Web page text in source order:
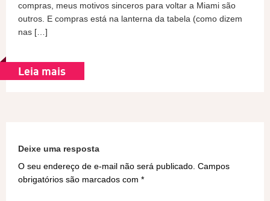
compras, meus motivos sinceros para voltar a Miami são
outros. E compras está na lanterna da tabela (como dizem
nas […]
Leia mais
Deixe uma resposta
O seu endereço de e-mail não será publicado. Campos
obrigatórios são marcados com *